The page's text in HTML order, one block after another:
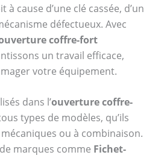
cause d’une clé cassée, d’un
défectueux. Avec
coffre-fort
un travail efficace,
votre équipement.
dans l’ouverture coffre-
types de modèles, qu’ils
ou à combinaison.
marques comme Fichet-